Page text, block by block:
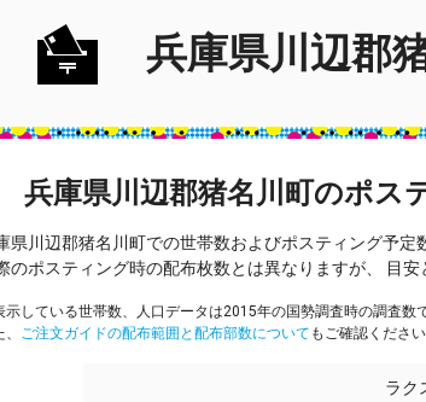
兵庫県川辺郡
兵庫県川辺郡猪名川町のポス
県川辺郡猪名川町での世帯数およびポスティング予定
のポスティング時の配布枚数とは異なりますが、 目安
している世帯数、人口データは2015年の国勢調査時の調査数
ご注文ガイドの配布範囲と配布部数について もご確認くださ
ラク